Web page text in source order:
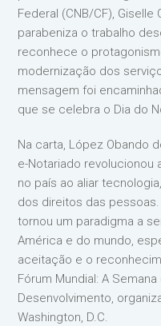
Federal (CNB/CF), Giselle
parabeniza o trabalho
reconhece o
modernização dos
mensagem foi
que se celebra o Dia do
Na carta, López Obando
e-Notariado revolucionou
no país ao aliar
dos direitos das
tornou um paradigma a
América e do mundo,
aceitação e o
Fórum Mundial: A
Desenvolvimento,
Washington, D.C.